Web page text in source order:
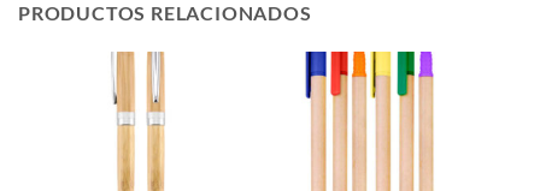
se
se
pueden
elegir
PRODUCTOS RELACIONADOS